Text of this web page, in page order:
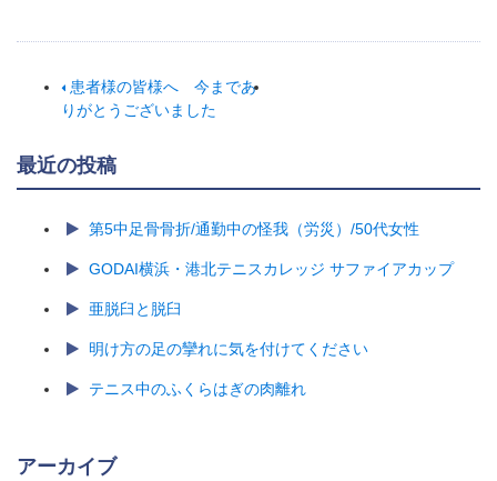
患者様の皆様へ 今まであ
りがとうございました
最近の投稿
第5中足骨骨折/通勤中の怪我（労災）/50代女性
GODAI横浜・港北テニスカレッジ サファイアカップ
亜脱臼と脱臼
明け方の足の攣れに気を付けてください
テニス中のふくらはぎの肉離れ
アーカイブ